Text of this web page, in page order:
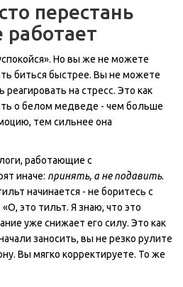
перестань
работает
Но вы же не можете
биться быстрее. Вы не можете
реагировать на стресс. Это как
о белом медведе - чем больше
тем сильнее она
работающие с
иначе: принять, а не подавить.
начинается - не боритесь с
это тильт. Я знаю, что это
уже снижает его силу. Это как
заносить, вы не резко рулите
Вы мягко корректируете. То же